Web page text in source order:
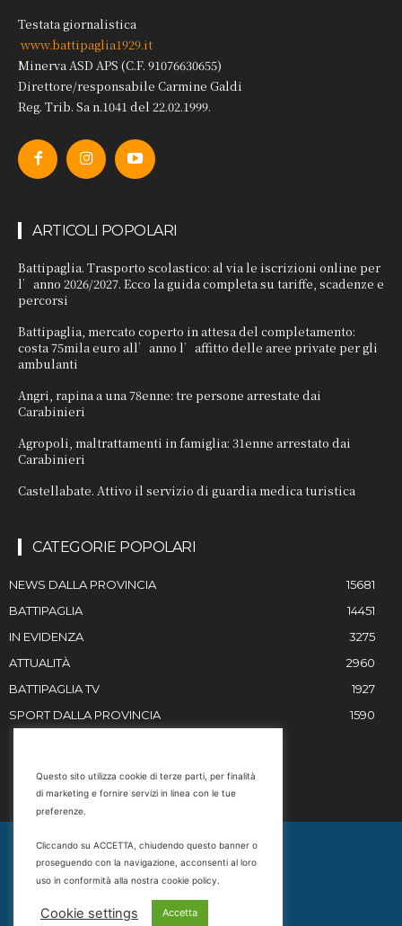
Testata giornalistica
www.battipaglia1929.it
Minerva ASD APS (C.F. 91076630655)
Direttore/responsabile Carmine Galdi
Reg. Trib. Sa n.1041 del 22.02.1999.
ARTICOLI POPOLARI
Battipaglia. Trasporto scolastico: al via le iscrizioni online per
l’anno 2026/2027. Ecco la guida completa su tariffe, scadenze e
percorsi
Battipaglia, mercato coperto in attesa del completamento:
costa 75mila euro all’anno l’affitto delle aree private per gli
ambulanti
Angri, rapina a una 78enne: tre persone arrestate dai
Carabinieri
Agropoli, maltrattamenti in famiglia: 31enne arrestato dai
Carabinieri
Castellabate. Attivo il servizio di guardia medica turistica
CATEGORIE POPOLARI
NEWS DALLA PROVINCIA
15681
BATTIPAGLIA
14451
IN EVIDENZA
3275
ATTUALITÀ
2960
BATTIPAGLIA TV
1927
SPORT DALLA PROVINCIA
1590
Email
marketing@battipaglia1929.it
carminegaldi@virgilio.it
Questo sito utilizza cookie di terze parti, per finalità
di marketing e fornire servizi in linea con le tue
preferenze.
Cliccando su ACCETTA, chiudendo questo banner o
proseguendo con la navigazione, acconsenti al loro
uso in conformità alla nostra cookie policy.
Cookie settings Accetta